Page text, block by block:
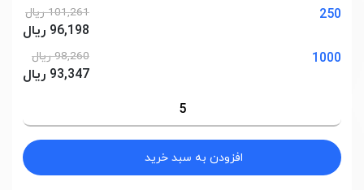
250
101,261 ریال
96,198 ریال
1000
98,260 ریال
93,347 ریال
افزودن به سبد خرید